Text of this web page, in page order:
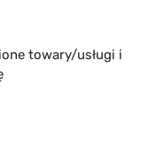
towary/usługi i